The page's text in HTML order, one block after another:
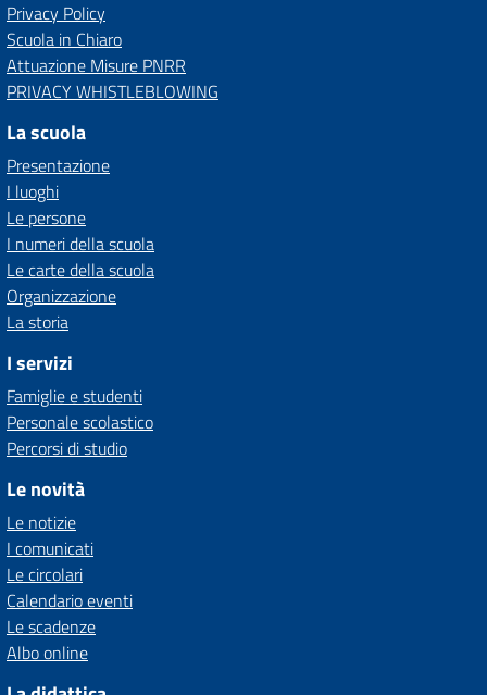
Privacy Policy
Scuola in Chiaro
Attuazione Misure PNRR
PRIVACY WHISTLEBLOWING
La scuola
Presentazione
I luoghi
Le persone
I numeri della scuola
Le carte della scuola
Organizzazione
La storia
I servizi
Famiglie e studenti
Personale scolastico
Percorsi di studio
Le novità
Le notizie
I comunicati
Le circolari
Calendario eventi
Le scadenze
Albo online